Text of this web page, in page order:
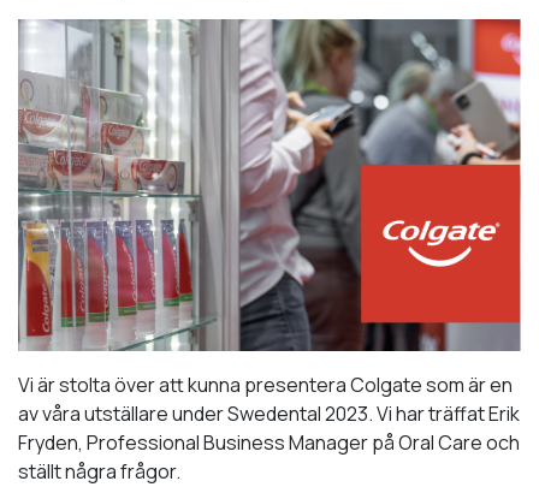
Vi är stolta över att kunna presentera Colgate som är en
av våra utställare under Swedental 2023. Vi har träffat Erik
Fryden, Professional Business Manager på Oral Care och
ställt några frågor.